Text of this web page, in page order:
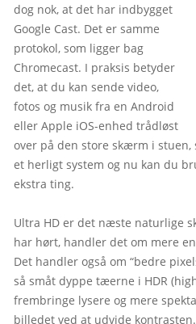
dog nok, at det har indbygget
Google Cast. Det er samme
protokol, som ligger bag
Chromecast. I praksis betyder
det, at du kan sende video,
fotos og musik fra en Android
eller Apple iOS-enhed trådløst
over på den store skærm i stuen,
et herligt system og nu kan du
ekstra ting.
Ultra HD er det næste naturlige
har hørt, handler det om mere
Det handler også om “bedre
så småt dyppe tæerne i HDR
frembringe lysere og mere
billedet ved at udvide kontrasten.